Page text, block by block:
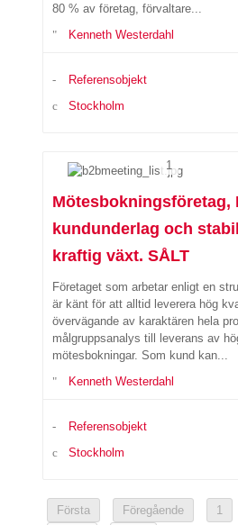
80 % av företag, förvaltare...
Kenneth Westerdahl
Referensobjekt
Stockholm
1
Mötesbokningsföretag,
kundunderlag och
kraftig växt. SÅLT
Företaget som arbetar enligt en
är känt för att alltid leverera hög
övervägande av karaktären hela
målgruppsanalys till leverans av
mötesbokningar. Som kund kan...
Kenneth Westerdahl
Referensobjekt
Stockholm
Första Föregående 1